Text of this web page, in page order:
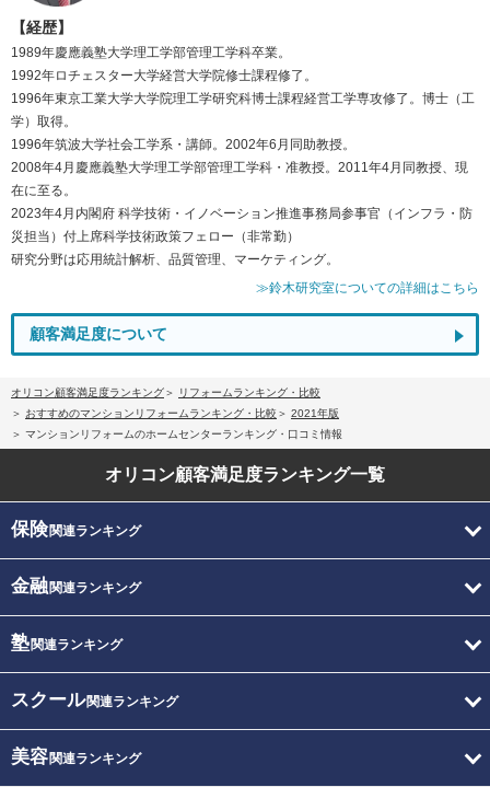
【経歴】
1989年慶應義塾大学理工学部管理工学科卒業。
1992年ロチェスター大学経営大学院修士課程修了。
1996年東京工業大学大学院理工学研究科博士課程経営工学専攻修了。博士（工
学）取得。
1996年筑波大学社会工学系・講師。2002年6月同助教授。
2008年4月慶應義塾大学理工学部管理工学科・准教授。2011年4月同教授、現
在に至る。
2023年4月内閣府 科学技術・イノベーション推進事務局参事官（インフラ・防
災担当）付上席科学技術政策フェロー（非常勤）
研究分野は応用統計解析、品質管理、マーケティング。
≫鈴木研究室についての詳細はこちら
顧客満足度について
オリコン顧客満足度ランキング
リフォームランキング・比較
おすすめのマンションリフォームランキング・比較
2021年版
マンションリフォームのホームセンターランキング・口コミ情報
オリコン顧客満足度ランキング一覧
保険関連ランキング
金融関連ランキング
塾関連ランキング
スクール関連ランキング
美容関連ランキング